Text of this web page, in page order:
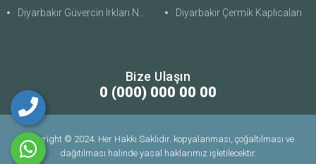
Diyarbakır Güvercin Irkları Nedir
Diyarbakır Çermik Kaplıcaları
Bize Ulaşın
0 (000) 000 00 00
Copyright © 2024. Her Hakkı Saklıdır. kopyalanması, çoğaltılması ve
dağıtılması halinde yasal haklarımız işletilecektir.